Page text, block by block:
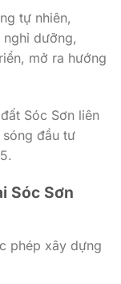
tự nhiên,
dưỡng,
mở ra hướng
Sóc Sơn liên
đầu tư
Sóc Sơn
phép xây dựng